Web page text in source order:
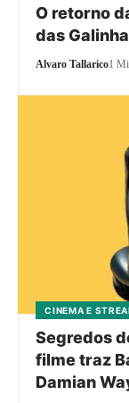
O retorno
das
Alvaro Tallarico1
CINEMA E
Segredos
filme traz
Damian